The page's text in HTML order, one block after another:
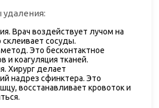
Врач воздействует лучом на
склеивает сосуды.
Это бесконтактное
и коагуляция тканей.
Хирург делает
надрез сфинктера. Это
восстанавливает кровоток и